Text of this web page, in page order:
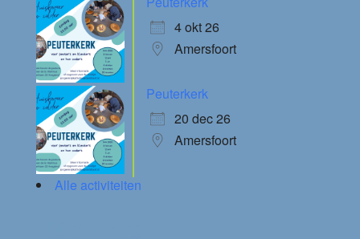
4 okt 26
Amersfoort
Peuterkerk
20 dec 26
Amersfoort
Alle activiteiten